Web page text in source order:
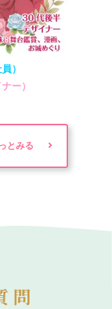
）
ー）
とみる
問